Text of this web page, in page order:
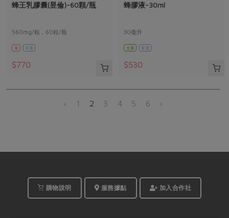
蜂王乳膠囊(昱倫)-60顆/瓶
560mg/粒，60粒/瓶
葷 常溫
$770
蜂膠液-30ml
30毫升
全素 常溫
$530
‹ 1 2 3 4 5 6 ›
購物說明 服務據點 加入合作社